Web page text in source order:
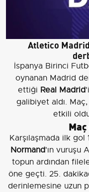
Atletico
İspanya Birinci
oynanan Madrid
ettiği Real Madrid
galibiyet aldı.
etkili
Karşılaşmada ilk
Normand'ın vuruşu
topun ardından
öne geçti. 25.
derinlemesine uzun